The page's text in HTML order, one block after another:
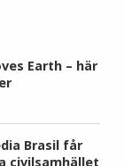
Earth – här
Brasil får
civilsamhället